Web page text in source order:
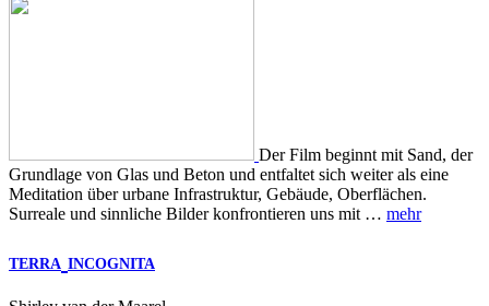
Der Film beginnt mit Sand, der
Grundlage von Glas und Beton und entfaltet sich weiter als eine
Meditation über urbane Infrastruktur, Gebäude, Oberflächen.
Surreale und sinnliche Bilder konfrontieren uns mit … mehr
TERRA INCOGNITA